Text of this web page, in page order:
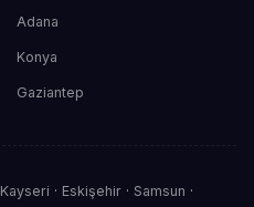
Adana
Konya
Gaziantep
Kayseri · Eskişehir· Samsun ·